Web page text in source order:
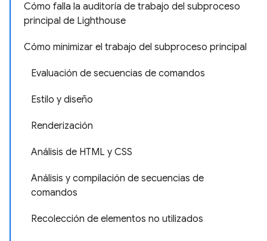
Cómo falla la auditoría de trabajo del subproceso
principal de Lighthouse
Cómo minimizar el trabajo del subproceso principal
Evaluación de secuencias de comandos
Estilo y diseño
Renderización
Análisis de HTML y CSS
Análisis y compilación de secuencias de
comandos
Recolección de elementos no utilizados